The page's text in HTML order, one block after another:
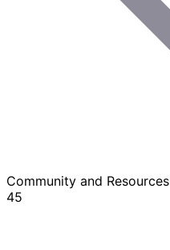
Community and Resources
45